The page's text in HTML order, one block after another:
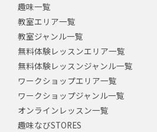
趣味一覧
教室エリア一覧
教室ジャンル一覧
無料体験レッスンエリア一覧
無料体験レッスンジャンル一覧
ワークショップエリア一覧
ワークショップジャンル一覧
オンラインレッスン一覧
趣味なびSTORES